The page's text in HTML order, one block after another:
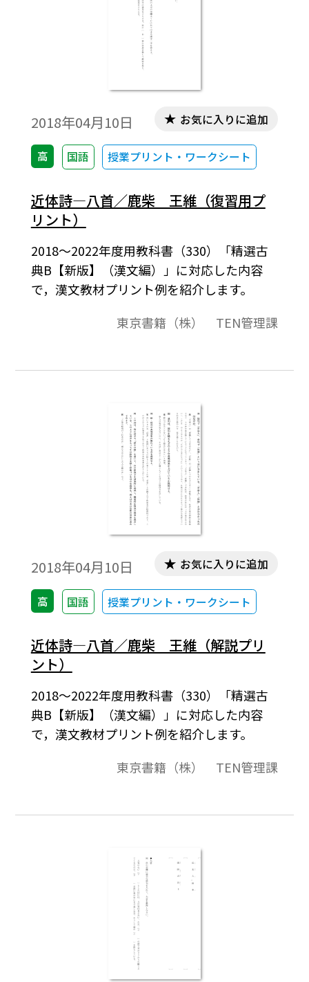
2018年04月10日
高 国語 授業プリント・ワークシート
お気に入りに追加
近体詩―八首／鹿柴 王維（復習用プ
リント）
2018～2022年度用教科書（330）「精選古
典B【新版】（漢文編）」に対応した内容
で，漢文教材プリント例を紹介します。
東京書籍（株） TEN管理課
2018年04月10日
高 国語 授業プリント・ワークシート
お気に入りに追加
近体詩―八首／鹿柴 王維（解説プリ
ント）
2018～2022年度用教科書（330）「精選古
典B【新版】（漢文編）」に対応した内容
で，漢文教材プリント例を紹介します。
東京書籍（株） TEN管理課